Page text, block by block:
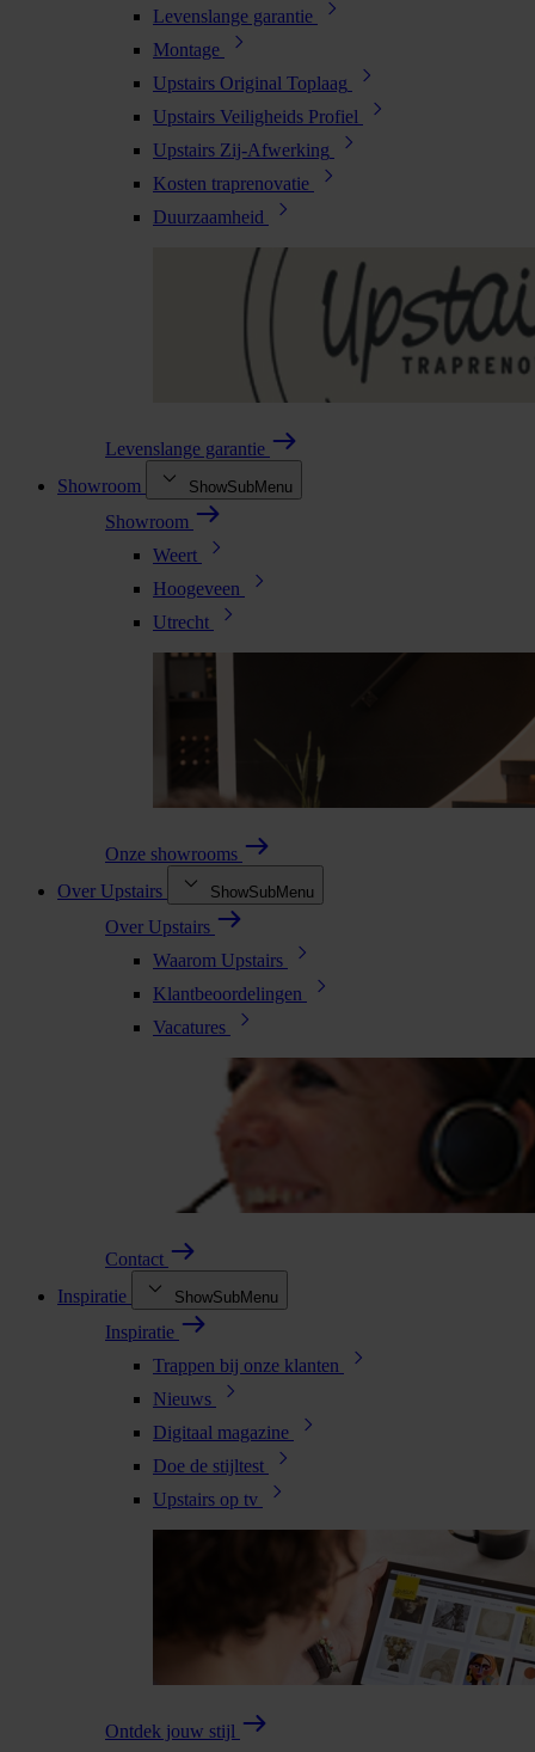
Levenslange garantie
Montage
Upstairs Original Toplaag
Upstairs Veiligheids Profiel
Upstairs Zij-Afwerking
Kosten traprenovatie
Duurzaamheid
Levenslange garantie
Showroom
ShowSubMenu
Showroom
Weert
Hoogeveen
Utrecht
Onze showrooms
Over Upstairs
ShowSubMenu
Over Upstairs
Waarom Upstairs
Klantbeoordelingen
Vacatures
Contact
Inspiratie
ShowSubMenu
Inspiratie
Trappen bij onze klanten
Nieuws
Digitaal magazine
Doe de stijltest
Upstairs op tv
Ontdek jouw stijl